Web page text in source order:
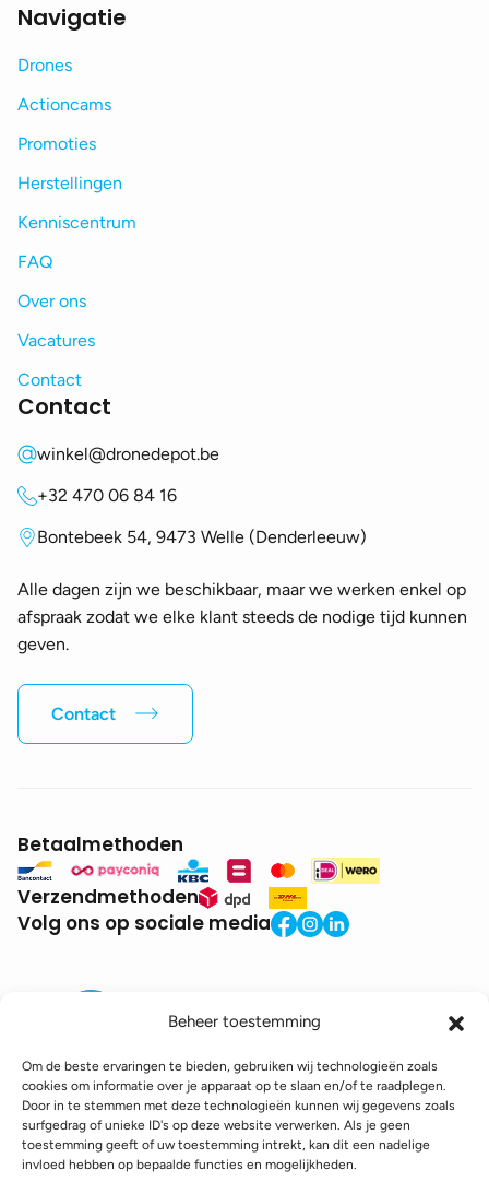
Beheer toestemming
Om de beste ervaringen te bieden, gebruiken wij technologieën zoals
cookies om informatie over je apparaat op te slaan en/of te raadplegen.
Door in te stemmen met deze technologieën kunnen wij gegevens zoals
surfgedrag of unieke ID's op deze website verwerken. Als je geen
toestemming geeft of uw toestemming intrekt, kan dit een nadelige
invloed hebben op bepaalde functies en mogelijkheden.
Navigatie
Drones
Actioncams
Promoties
Herstellingen
Kenniscentrum
FAQ
Over ons
Vacatures
Contact
Contact
winkel@dronedepot.be
+32 470 06 84 16
Bontebeek 54, 9473 Welle (Denderleeuw)
Alle dagen zijn we beschikbaar, maar we werken enkel op
afspraak zodat we elke klant steeds de nodige tijd kunnen
geven.
Contact
Betaalmethoden
Verzendmethoden
Volg ons op sociale media
BTW: BE0771.941.935
© 2025 DroneDepot. Alle rechten voorbehouden.